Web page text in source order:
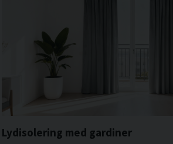
Lydisolering med gardiner